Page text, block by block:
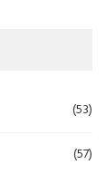
(53)
(57)